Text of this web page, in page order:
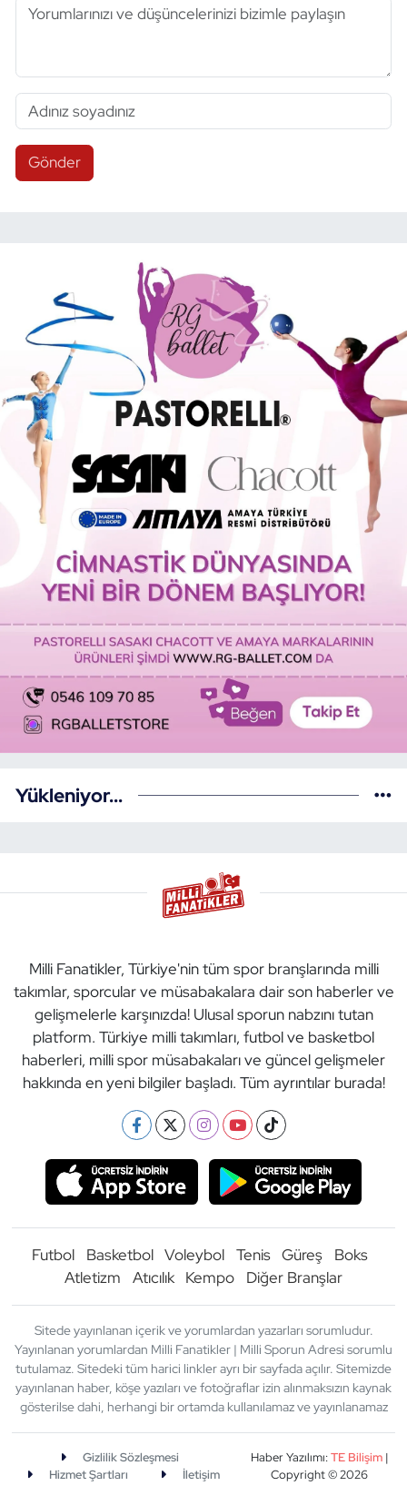
Gönder
Yükleniyor...
Milli Fanatikler, Türkiye'nin tüm spor branşlarında milli
takımlar, sporcular ve müsabakalara dair son haberler ve
gelişmelerle karşınızda! Ulusal sporun nabzını tutan
platform. Türkiye milli takımları, futbol ve basketbol
haberleri, milli spor müsabakaları ve güncel gelişmeler
hakkında en yeni bilgiler başladı. Tüm ayrıntılar burada!
Futbol Basketbol Voleybol Tenis Güreş
Boks
Atletizm
Atıcılık Kempo Diğer Branşlar
Sitede yayınlanan içerik ve yorumlardan yazarları sorumludur.
Yayınlanan yorumlardan Milli Fanatikler | Milli Sporun Adresi sorumlu
tutulamaz. Sitedeki tüm harici linkler ayrı bir sayfada açılır. Sitemizde
yayınlanan haber, köşe yazıları ve fotoğraflar izin alınmaksızın kaynak
gösterilse dahi, herhangi bir ortamda kullanılamaz ve yayınlanamaz
Gizlilik Sözleşmesi
Hizmet Şartları
İletişim
Haber Yazılımı:TE Bilişim|
Copyright © 2026